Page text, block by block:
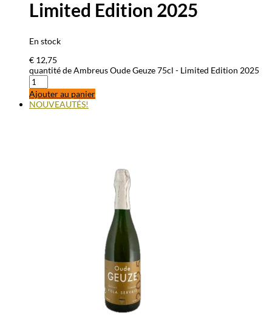
Limited Edition 2025
En stock
€ 12,75
quantité de Ambreus Oude Geuze 75cl - Limited Edition 2025
Ajouter au panier
NOUVEAUTÉS!